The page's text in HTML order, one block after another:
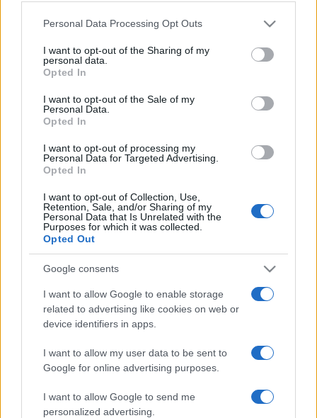
Personal Data Processing Opt Outs
I want to opt-out of the Sharing of my
personal data.
Opted In
I want to opt-out of the Sale of my
Personal Data.
Opted In
I want to opt-out of processing my
Personal Data for Targeted Advertising.
Opted In
I want to opt-out of Collection, Use,
Retention, Sale, and/or Sharing of my
Personal Data that Is Unrelated with the
Purposes for which it was collected.
Opted Out
Google consents
I want to allow Google to enable storage
related to advertising like cookies on web or
device identifiers in apps.
I want to allow my user data to be sent to
Google for online advertising purposes.
I want to allow Google to send me
personalized advertising.
Non solo Mar Rosso, rischia di
esplodere la crisi del Corno d’Africa
diAnna Bono
29 Gennaio 2024, 5:53
IL PIÙ LETTO DEL MESE